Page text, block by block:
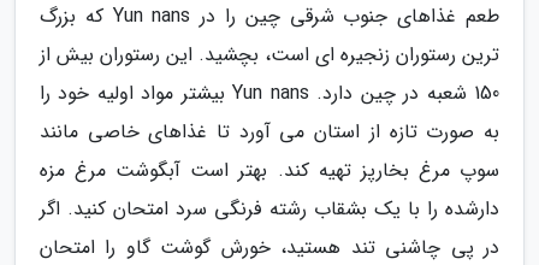
طعم غذاهای جنوب شرقی چین را در Yun nans که بزرگ
ترین رستوران زنجیره ای است، بچشید. این رستوران بیش از
150 شعبه در چین دارد. Yun nans بیشتر مواد اولیه خود را
به صورت تازه از استان می آورد تا غذاهای خاصی مانند
سوپ مرغ بخارپز تهیه کند. بهتر است آبگوشت مرغ مزه
دارشده را با یک بشقاب رشته فرنگی سرد امتحان کنید. اگر
در پی چاشنی تند هستید، خورش گوشت گاو را امتحان